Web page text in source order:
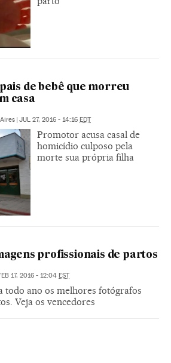
de bebê que morreu
casa
| JUL 27, 2016 - 14:16 EDT
Promotor acusa casal de
homicídio culposo pela
morte sua própria filha
profissionais de partos
17, 2016 - 12:04 EST
todo ano os melhores fotógrafos
Veja os vencedores